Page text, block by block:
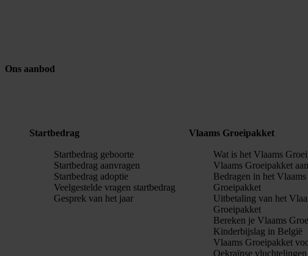
Ons aanbod
Startbedrag
Startbedrag geboorte
Startbedrag aanvragen
Startbedrag adoptie
Veelgestelde vragen startbedrag
Gesprek van het jaar
Vlaams Groeipakket
Wat is het Vlaams
Vlaams Groeipakket
Bedragen in het Vlaams
Groeipakket
Uitbetaling van het
Groeipakket
Bereken je Vlaams
Kinderbijslag in België
Vlaams Groeipakket
Oekraïnse vluchtelingen